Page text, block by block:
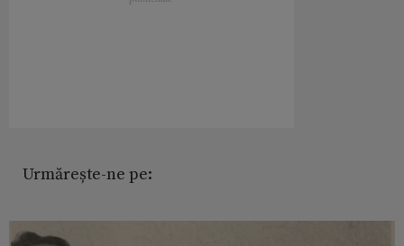
Urmărește-ne pe: